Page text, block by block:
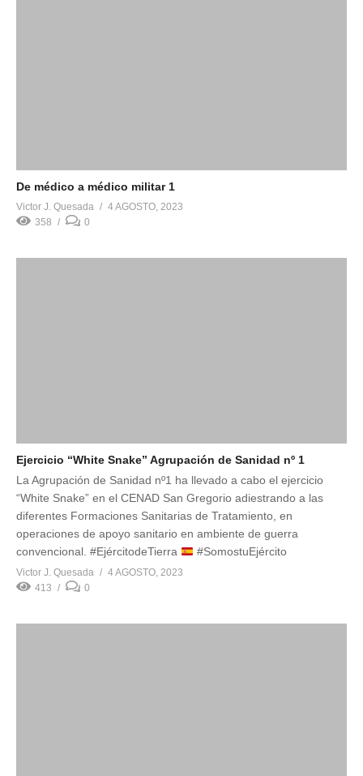
De médico a médico militar 1
Victor J. Quesada
4 AGOSTO, 2023
358
0
Ejercicio “White Snake” Agrupación de Sanidad nº 1
La Agrupación de Sanidad nº1 ha llevado a cabo el ejercicio
“White Snake” en el CENAD San Gregorio adiestrando a las
diferentes Formaciones Sanitarias de Tratamiento, en
operaciones de apoyo sanitario en ambiente de guerra
convencional. #EjércitodeTierra
#SomostuEjército
Victor J. Quesada
4 AGOSTO, 2023
413
0